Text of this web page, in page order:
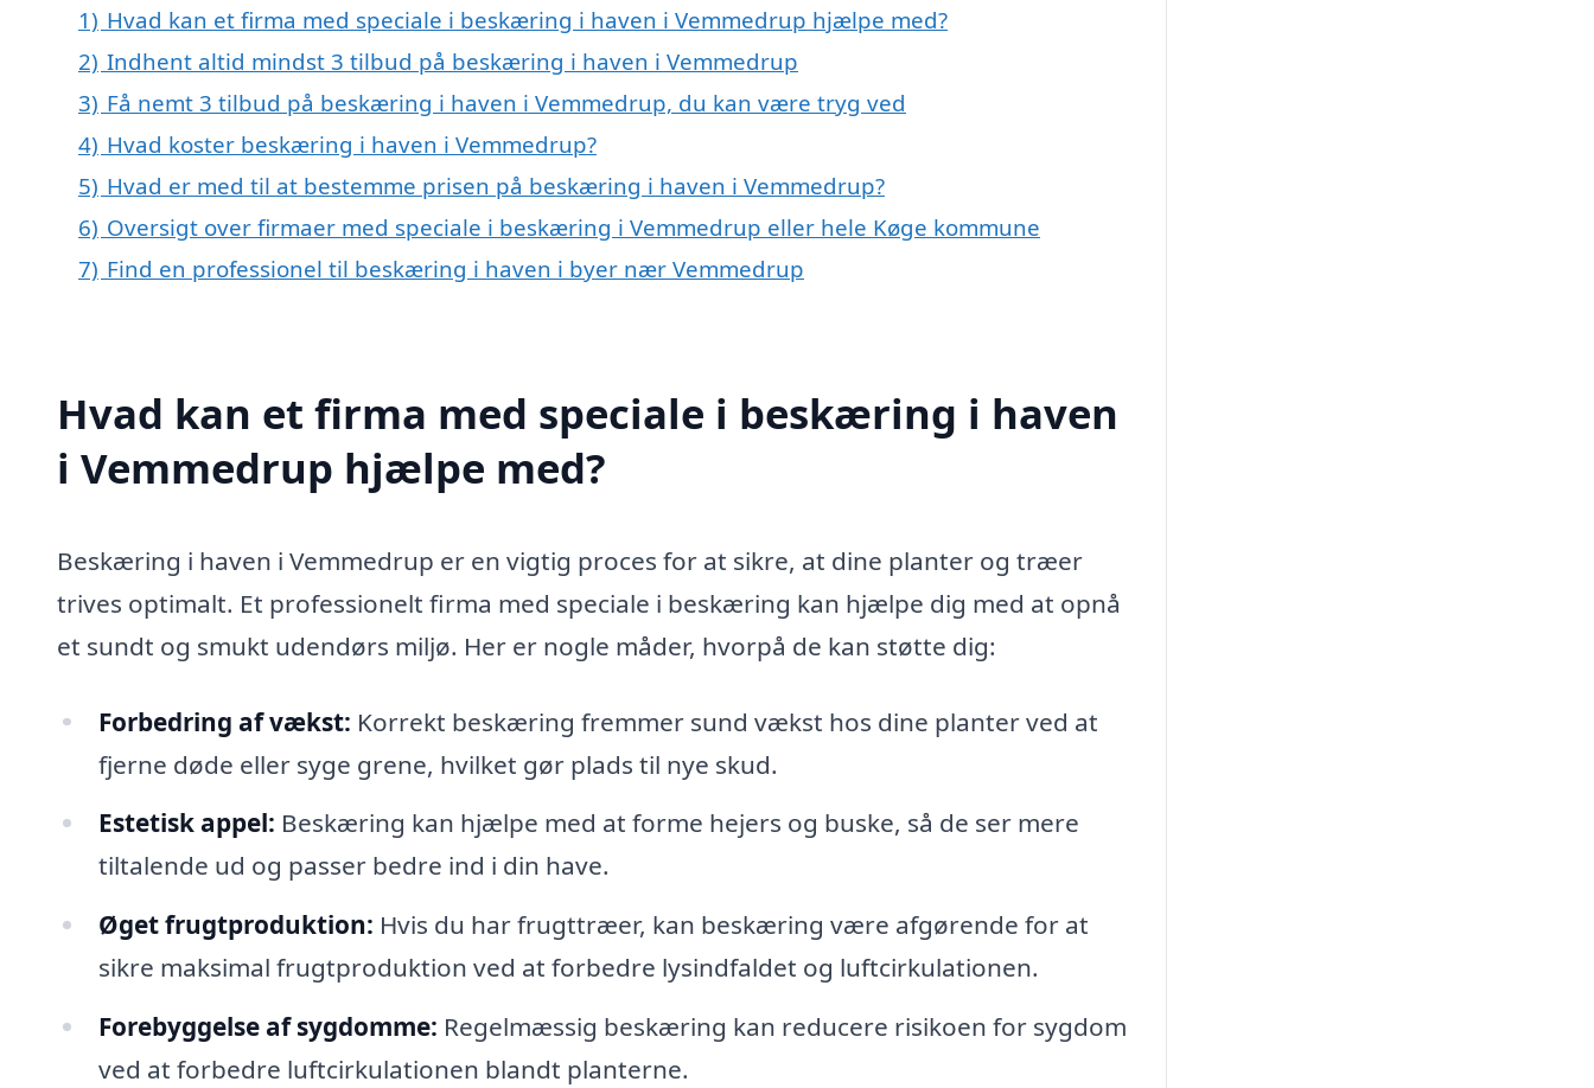
1) Hvad kan et firma med speciale i beskæring i haven i Vemmedrup hjælpe med?
2) Indhent altid mindst 3 tilbud på beskæring i haven i Vemmedrup
3) Få nemt 3 tilbud på beskæring i haven i Vemmedrup, du kan være tryg ved
4) Hvad koster beskæring i haven i Vemmedrup?
5) Hvad er med til at bestemme prisen på beskæring i haven i Vemmedrup?
6) Oversigt over firmaer med speciale i beskæring i Vemmedrup eller hele Køge kommune
7) Find en professionel til beskæring i haven i byer nær Vemmedrup
Hvad kan et firma med speciale i beskæring i haven
i Vemmedrup hjælpe med?
Beskæring i haven i Vemmedrup er en vigtig proces for at sikre, at dine planter og træer
trives optimalt. Et professionelt firma med speciale i beskæring kan hjælpe dig med at opnå
et sundt og smukt udendørs miljø. Her er nogle måder, hvorpå de kan støtte dig:
Forbedring af vækst: Korrekt beskæring fremmer sund vækst hos dine planter ved at
fjerne døde eller syge grene, hvilket gør plads til nye skud.
Estetisk appel: Beskæring kan hjælpe med at forme hejers og buske, så de ser mere
tiltalende ud og passer bedre ind i din have.
Øget frugtproduktion: Hvis du har frugttræer, kan beskæring være afgørende for at
sikre maksimal frugtproduktion ved at forbedre lysindfaldet og luftcirkulationen.
Forebyggelse af sygdomme: Regelmæssig beskæring kan reducere risikoen for sygdom
ved at forbedre luftcirkulationen blandt planterne.